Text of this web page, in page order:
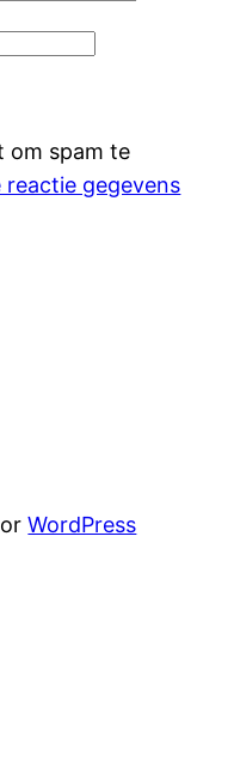
om spam te
reactie gegevens
WordPress